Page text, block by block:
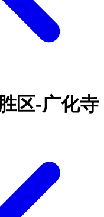
区-广化寺